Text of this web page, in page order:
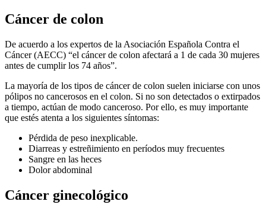
Cáncer de colon
De acuerdo a los expertos de la Asociación Española Contra el
Cáncer (AECC) “el cáncer de colon afectará a 1 de cada 30 mujeres
antes de cumplir los 74 años”.
La mayoría de los tipos de cáncer de colon suelen iniciarse con unos
pólipos no cancerosos en el colon. Si no son detectados o extirpados
a tiempo, actúan de modo canceroso. Por ello, es muy importante
que estés atenta a los siguientes síntomas:
Pérdida de peso inexplicable.
Diarreas y estreñimiento en períodos muy frecuentes
Sangre en las heces
Dolor abdominal
Cáncer ginecológico